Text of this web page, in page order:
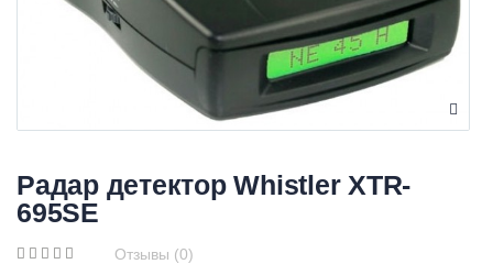
Радар детектор Whistler XTR-
695SE
Отзывы (0)